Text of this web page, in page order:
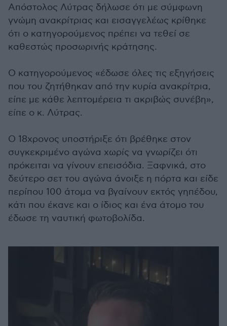
Απόστολος Λύτρας δήλωσε ότι με σύμφωνη
γνώμη ανακρίτριας και εισαγγελέως κρίθηκε
ότι ο κατηγορούμενος πρέπει να τεθεί σε
καθεστώς προσωρινής κράτησης.
Ο κατηγορούμενος «έδωσε όλες τις εξηγήσεις
που του ζητήθηκαν από την κυρία ανακρίτρια,
είπε με κάθε λεπτομέρεια τι ακριβώς συνέβη»,
είπε ο κ. Λύτρας.
Ο 18χρονος υποστήριξε ότι βρέθηκε στον
συγκεκριμένο αγώνα χωρίς να γνωρίζει ότι
πρόκειται να γίνουν επεισόδια. Ξαφνικά, στο
δεύτερο σετ του αγώνα άνοιξε η πόρτα και είδε
περίπου 100 άτομα να βγαίνουν εκτός γηπέδου,
κάτι που έκανε και ο ίδιος και ένα άτομο του
έδωσε τη ναυτική φωτοβολίδα.